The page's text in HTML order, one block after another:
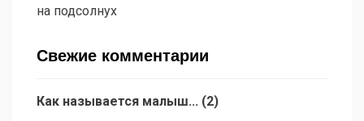
на подсолнух
Свежие комментарии
Как называется малыш... (2)